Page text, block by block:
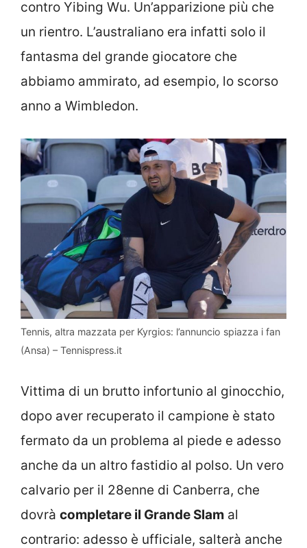
contro Yibing Wu. Un’apparizione più che
un rientro. L’australiano era infatti solo il
fantasma del grande giocatore che
abbiamo ammirato, ad esempio, lo scorso
anno a Wimbledon.
Tennis, altra mazzata per Kyrgios: l’annuncio spiazza i fan
(Ansa) – Tennispress.it
Vittima di un brutto infortunio al ginocchio,
dopo aver recuperato il campione è stato
fermato da un problema al piede e adesso
anche da un altro fastidio al polso. Un vero
calvario per il 28enne di Canberra, che
dovrà completare il Grande Slam al
contrario: adesso è ufficiale, salterà anche